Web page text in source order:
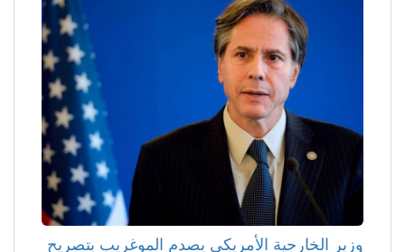
وزير الخارجية الأمريكي يصدم الموغريب بتصريح